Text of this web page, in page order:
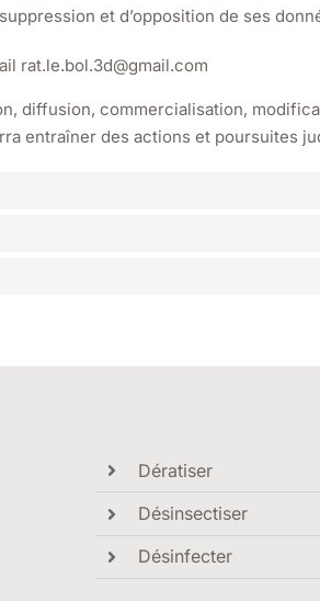
et d’opposition de ses
rat.le.bol.3d@gmail.com
diffusion, commercialisation,
entraîner des actions et poursuites
Dératiser
Désinsectiser
Désinfecter